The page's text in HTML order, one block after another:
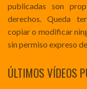
publicadas son
derechos. Queda
copiar o modificar
sin permiso expreso
ÚLTIMOS VÍDEOS